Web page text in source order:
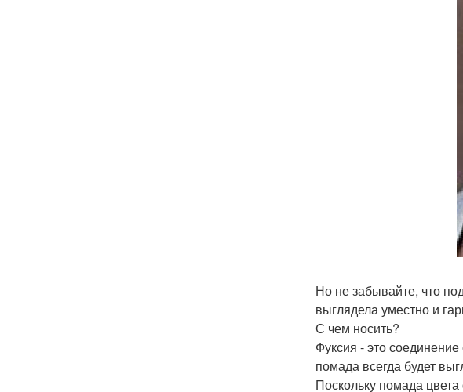
Но не забывайте, что
выглядела уместно и
С чем носить?
Фуксия - это
помада всегда будет
Поскольку помада